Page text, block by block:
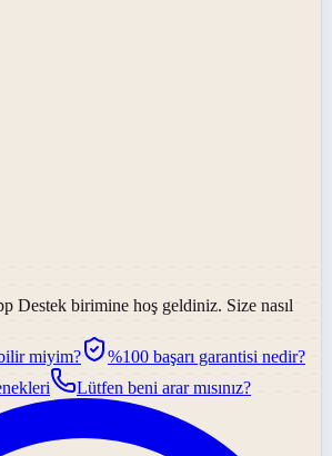
Destek birimine hoş geldiniz. Size nasıl
miyim?
%100 başarı garantisi nedir?
Lütfen beni arar mısınız?